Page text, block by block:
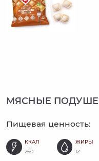
МЯСНЫЕ
Пищевая ценность:
ККАЛ
260
ЖИРЫ
12